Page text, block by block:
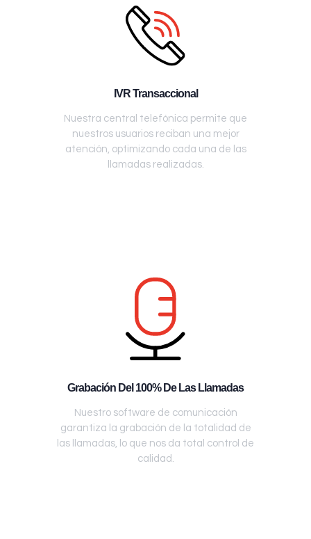
IVR Transaccional
Nuestra central telefónica permite que
nuestros usuarios reciban una mejor
atención, optimizando cada una de las
llamadas realizadas.
Grabación Del 100% De Las Llamadas
Nuestro software de comunicación
garantiza la grabación de la totalidad de
las llamadas, lo que nos da total control de
calidad.